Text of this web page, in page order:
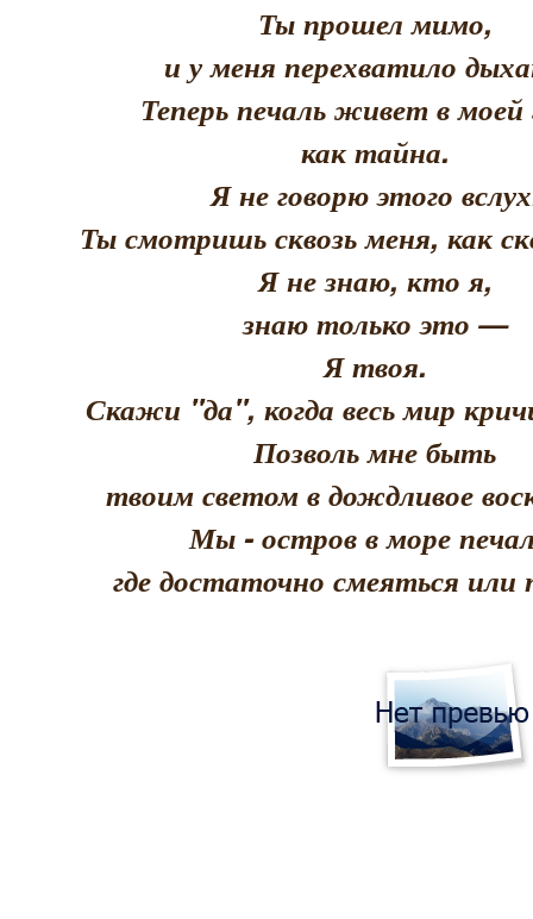
Ты прошел мимо,
и у меня перехватило
Теперь печаль живет в моей
как тайна.
Я не говорю этого
Ты смотришь сквозь меня, как
Я не знаю, кто я,
знаю только это —
Я твоя.
Скажи "да", когда весь мир
Позволь мне быть
твоим светом в дождливое
Мы - остров в море
где достаточно смеяться или